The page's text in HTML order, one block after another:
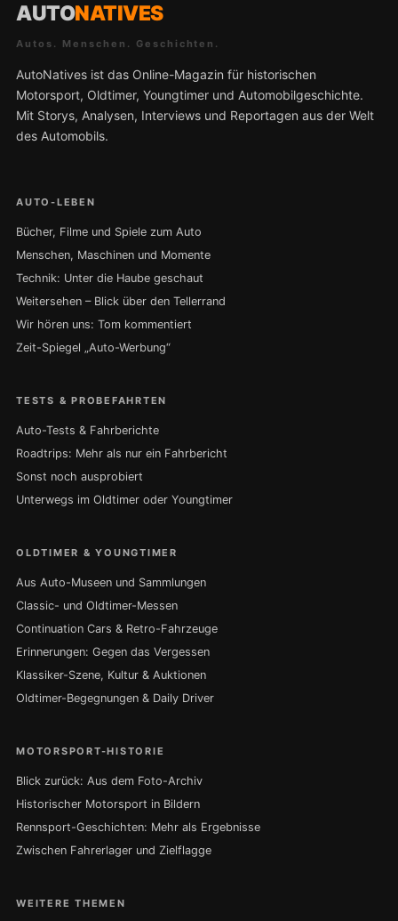
AUTONATIVES
Autos. Menschen. Geschichten.
AutoNatives ist das Online-Magazin für historischen
Motorsport, Oldtimer, Youngtimer und Automobilgeschichte.
Mit Storys, Analysen, Interviews und Reportagen aus der Welt
des Automobils.
AUTO-LEBEN
Bücher, Filme und Spiele zum Auto
Menschen, Maschinen und Momente
Technik: Unter die Haube geschaut
Weitersehen – Blick über den Tellerrand
Wir hören uns: Tom kommentiert
Zeit-Spiegel „Auto-Werbung“
TESTS & PROBEFAHRTEN
Auto-Tests & Fahrberichte
Roadtrips: Mehr als nur ein Fahrbericht
Sonst noch ausprobiert
Unterwegs im Oldtimer oder Youngtimer
OLDTIMER & YOUNGTIMER
Aus Auto-Museen und Sammlungen
Classic- und Oldtimer-Messen
Continuation Cars & Retro-Fahrzeuge
Erinnerungen: Gegen das Vergessen
Klassiker-Szene, Kultur & Auktionen
Oldtimer-Begegnungen & Daily Driver
MOTORSPORT-HISTORIE
Blick zurück: Aus dem Foto-Archiv
Historischer Motorsport in Bildern
Rennsport-Geschichten: Mehr als Ergebnisse
Zwischen Fahrerlager und Zielflagge
WEITERE THEMEN